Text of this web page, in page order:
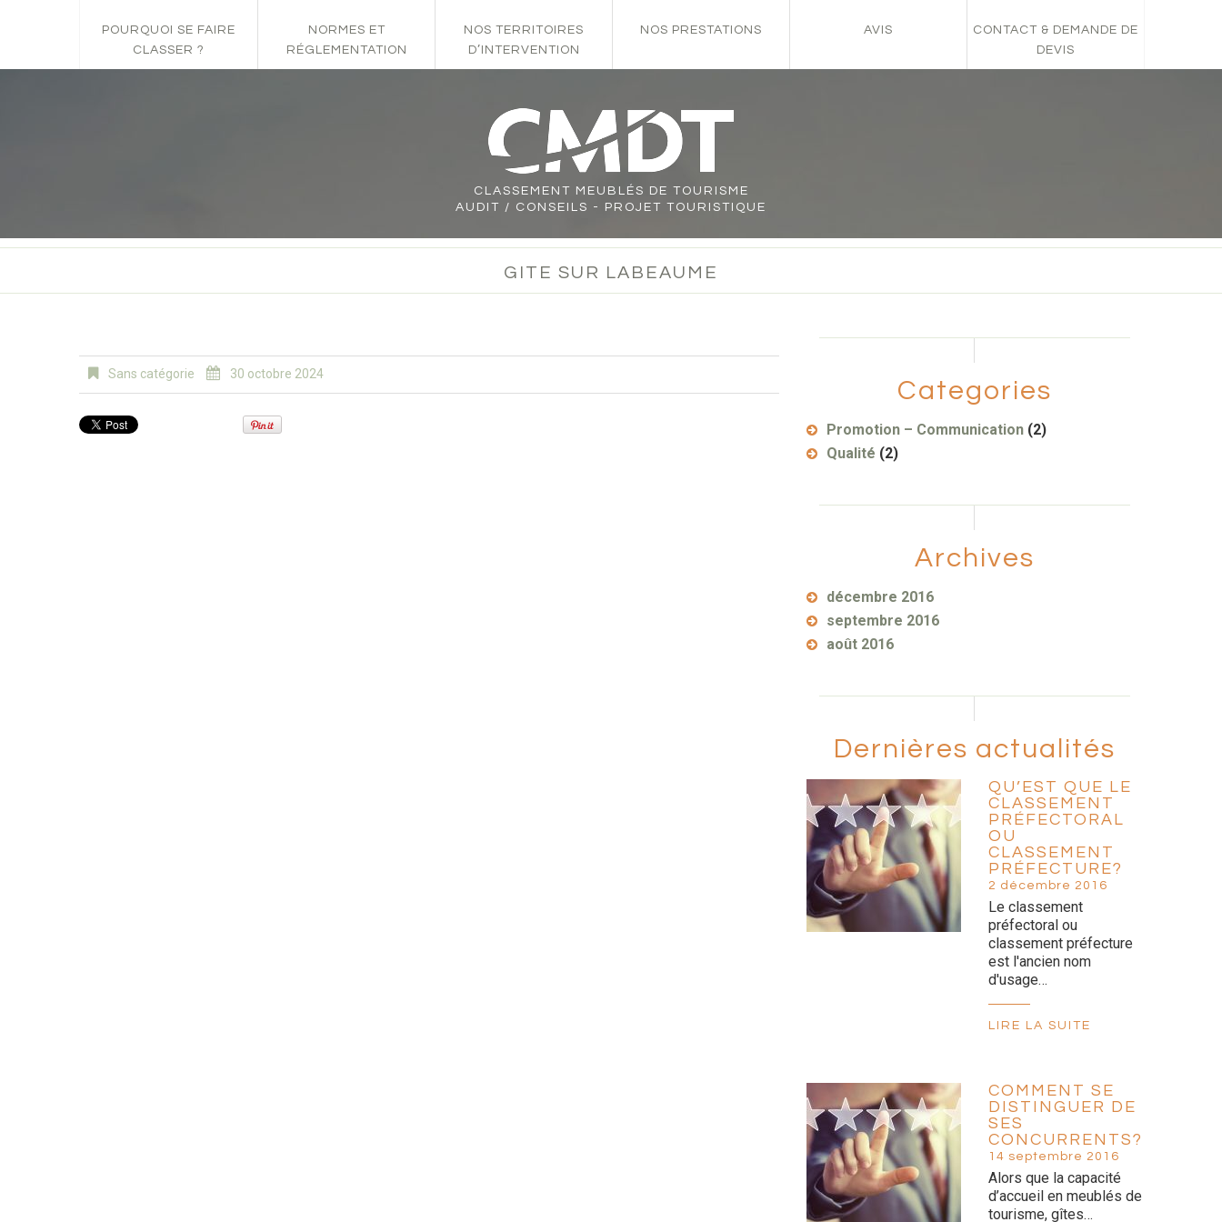
POURQUOI SE FAIRE
CLASSER ?
NORMES ET
RÉGLEMENTATION
NOS TERRITOIRES
D’INTERVENTION
NOS PRESTATIONS AVIS
CONTACT & DEMANDE DE
DEVIS
CLASSEMENT
MEUBLÉS DE TOURISME
AUDIT / CONSEILS - PROJET TOURISTIQUE
GITE SUR LABEAUME
Sans catégorie 30 octobre 2024
Categories
Promotion – Communication (2)
Qualité (2)
Archives
décembre 2016
septembre 2016
août 2016
Dernières actualités
QU’EST QUE LE
CLASSEMENT
PRÉFECTORAL
OU
CLASSEMENT
PRÉFECTURE?
2 décembre 2016
Le classement
préfectoral ou
classement préfecture
est l'ancien nom
d'usage…
LIRE LA SUITE
COMMENT SE
DISTINGUER DE
SES
CONCURRENTS?
14 septembre 2016
Alors que la capacité
d’accueil en meublés de
tourisme, gîtes…